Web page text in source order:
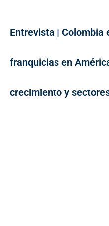
Entrevista | Colombia
franquicias en
crecimiento y